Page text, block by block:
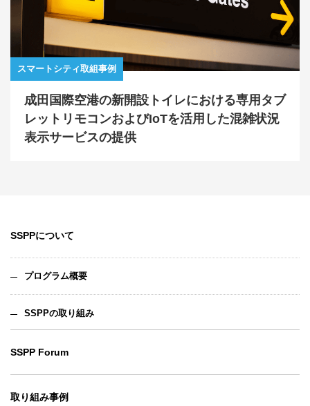
スマートシティ取組事例
成田国際空港の新開設トイレにおける専用タブ
レットリモコンおよびIoTを活用した混雑状況
表示サービスの提供
SSPPについて
プログラム概要
SSPPの取り組み
SSPP Forum
取り組み事例